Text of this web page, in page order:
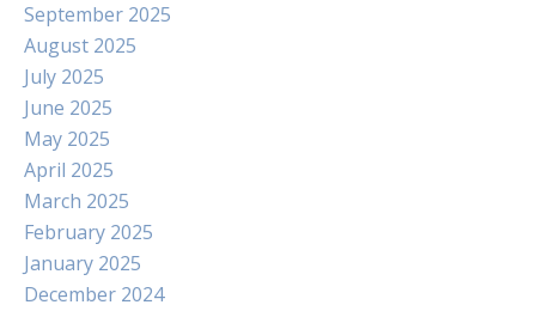
September 2025
August 2025
July 2025
June 2025
May 2025
April 2025
March 2025
February 2025
January 2025
December 2024